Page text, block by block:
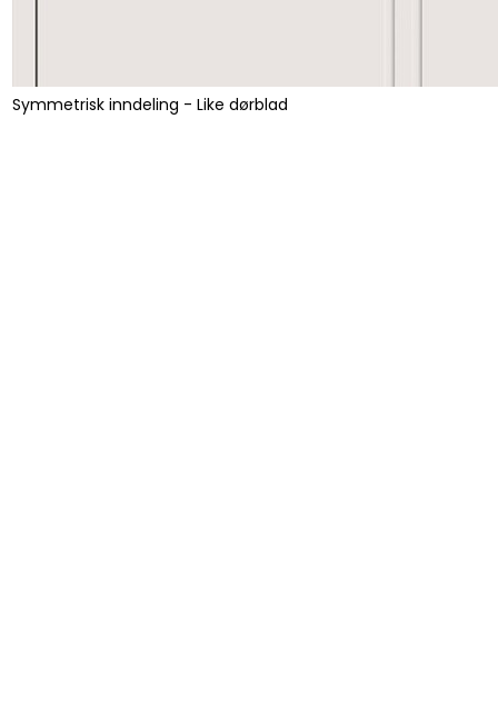
Symmetrisk inndeling - Like dørblad